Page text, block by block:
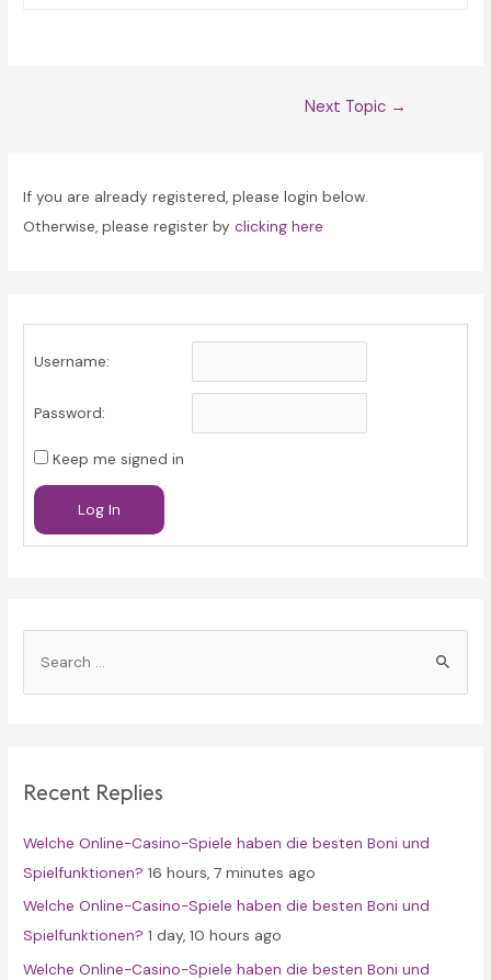
Next Topic →
If you are already registered, please login below.
Otherwise, please register byclicking here
Username:
Password:
Keep me signed in
Log In
h
o
r
:
Recent Replies
Welche Online-Casino-Spiele haben die besten Boni und
Spielfunktionen? 16 hours, 7 minutes ago
Welche Online-Casino-Spiele haben die besten Boni und
Spielfunktionen? 1 day, 10 hours ago
Welche Online-Casino-Spiele haben die besten Boni und